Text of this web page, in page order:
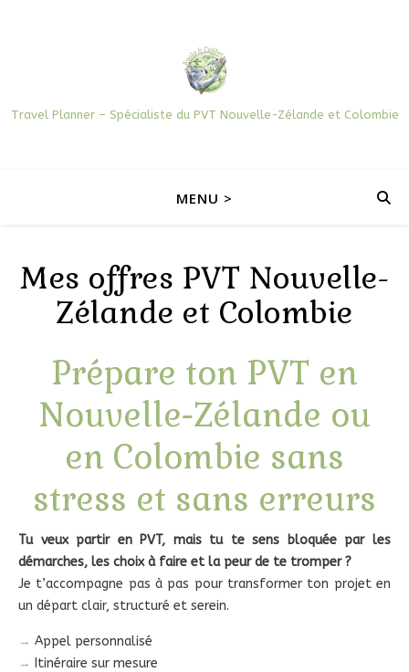
Travel Planner – Spécialiste du PVT Nouvelle-Zélande et Colombie
MENU >
Mes offres PVT Nouvelle-
Zélande et Colombie
Prépare ton PVT en
Nouvelle-Zélande ou
en Colombie sans
stress et sans erreurs
Tu veux partir en PVT, mais tu te sens bloquée par les
démarches, les choix à faire et la peur de te tromper ?
Je t’accompagne pas à pas pour transformer ton projet en
un départ clair, structuré et serein.
→ Appel personnalisé
→
Itinéraire sur mesure